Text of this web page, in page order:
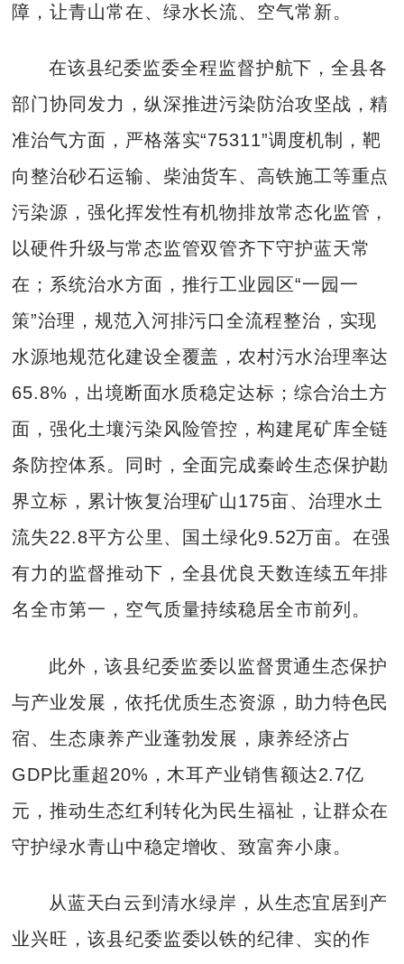
障，让青山常在、绿水长流、空气常新。
在该县纪委监委全程监督护航下，全县各
部门协同发力，纵深推进污染防治攻坚战，精
准治气方面，严格落实“75311”调度机制，靶
向整治砂石运输、柴油货车、高铁施工等重点
污染源，强化挥发性有机物排放常态化监管，
以硬件升级与常态监管双管齐下守护蓝天常
在；系统治水方面，推行工业园区“一园一
策”治理，规范入河排污口全流程整治，实现
水源地规范化建设全覆盖，农村污水治理率达
65.8%，出境断面水质稳定达标；综合治土方
面，强化土壤污染风险管控，构建尾矿库全链
条防控体系。同时，全面完成秦岭生态保护勘
界立标，累计恢复治理矿山175亩、治理水土
流失22.8平方公里、国土绿化9.52万亩。在强
有力的监督推动下，全县优良天数连续五年排
名全市第一，空气质量持续稳居全市前列。
此外，该县纪委监委以监督贯通生态保护
与产业发展，依托优质生态资源，助力特色民
宿、生态康养产业蓬勃发展，康养经济占
GDP比重超20%，木耳产业销售额达2.7亿
元，推动生态红利转化为民生福祉，让群众在
守护绿水青山中稳定增收、致富奔小康。
从蓝天白云到清水绿岸，从生态宜居到产
业兴旺，该县纪委监委以铁的纪律、实的作